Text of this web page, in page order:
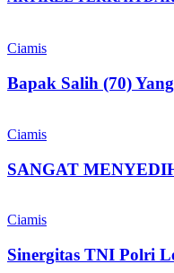
Ciamis
Bapak Salih (70)
Ciamis
SANGAT
Ciamis
Sinergitas TNI Polri